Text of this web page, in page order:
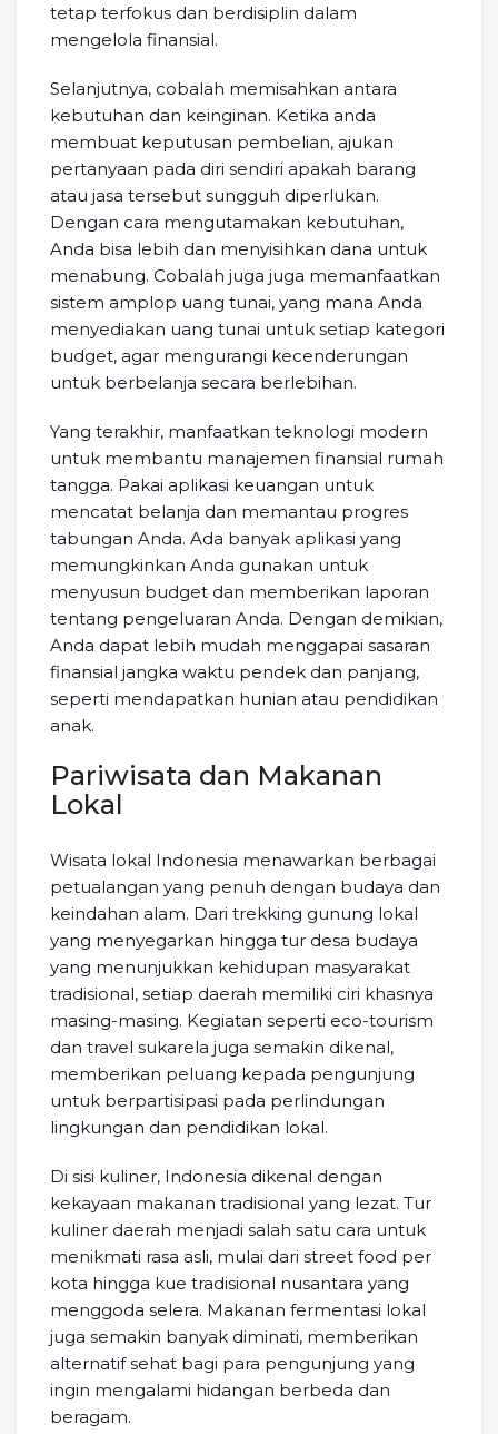
tetap terfokus dan berdisiplin dalam
mengelola finansial.
Selanjutnya, cobalah memisahkan antara
kebutuhan dan keinginan. Ketika anda
membuat keputusan pembelian, ajukan
pertanyaan pada diri sendiri apakah barang
atau jasa tersebut sungguh diperlukan.
Dengan cara mengutamakan kebutuhan,
Anda bisa lebih dan menyisihkan dana untuk
menabung. Cobalah juga juga memanfaatkan
sistem amplop uang tunai, yang mana Anda
menyediakan uang tunai untuk setiap kategori
budget, agar mengurangi kecenderungan
untuk berbelanja secara berlebihan.
Yang terakhir, manfaatkan teknologi modern
untuk membantu manajemen finansial rumah
tangga. Pakai aplikasi keuangan untuk
mencatat belanja dan memantau progres
tabungan Anda. Ada banyak aplikasi yang
memungkinkan Anda gunakan untuk
menyusun budget dan memberikan laporan
tentang pengeluaran Anda. Dengan demikian,
Anda dapat lebih mudah menggapai sasaran
finansial jangka waktu pendek dan panjang,
seperti mendapatkan hunian atau pendidikan
anak.
Pariwisata dan Makanan
Lokal
Wisata lokal Indonesia menawarkan berbagai
petualangan yang penuh dengan budaya dan
keindahan alam. Dari trekking gunung lokal
yang menyegarkan hingga tur desa budaya
yang menunjukkan kehidupan masyarakat
tradisional, setiap daerah memiliki ciri khasnya
masing-masing. Kegiatan seperti eco-tourism
dan travel sukarela juga semakin dikenal,
memberikan peluang kepada pengunjung
untuk berpartisipasi pada perlindungan
lingkungan dan pendidikan lokal.
Di sisi kuliner, Indonesia dikenal dengan
kekayaan makanan tradisional yang lezat. Tur
kuliner daerah menjadi salah satu cara untuk
menikmati rasa asli, mulai dari street food per
kota hingga kue tradisional nusantara yang
menggoda selera. Makanan fermentasi lokal
juga semakin banyak diminati, memberikan
alternatif sehat bagi para pengunjung yang
ingin mengalami hidangan berbeda dan
beragam.